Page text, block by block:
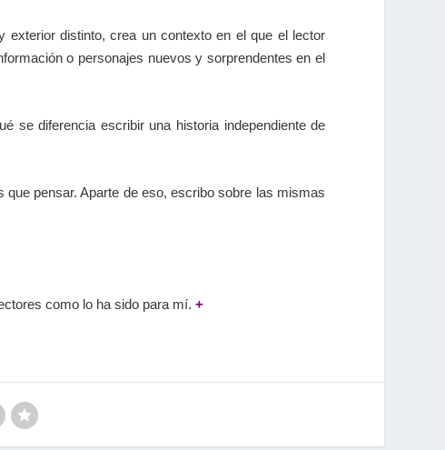
exterior distinto, crea un contexto en el que el lector
o personajes nuevos y sorprendentes en el
se diferencia escribir una historia independiente de
pensar. Aparte de eso, escribo sobre las mismas
como lo ha sido para mí. +